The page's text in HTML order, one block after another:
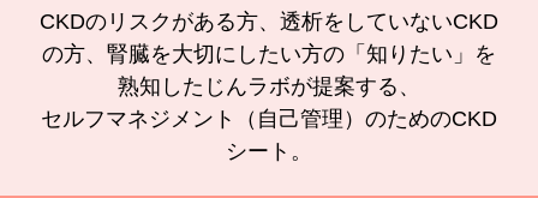
CKDのリスクがある方、透析をしていないCKD
の方、腎臓を大切にしたい方の「知りたい」を
熟知したじんラボが提案する、
セルフマネジメント（自己管理）のためのCKD
シート。